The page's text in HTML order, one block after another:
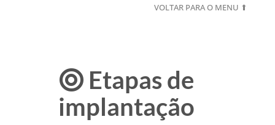
VOLTAR PARA O MENU ⬆
Etapas de
implantação